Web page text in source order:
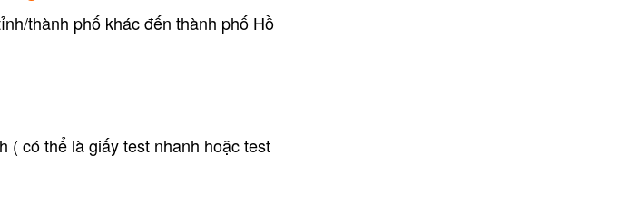
thành phố khác đến thành phố Hồ
( có thể là giấy test nhanh hoặc test